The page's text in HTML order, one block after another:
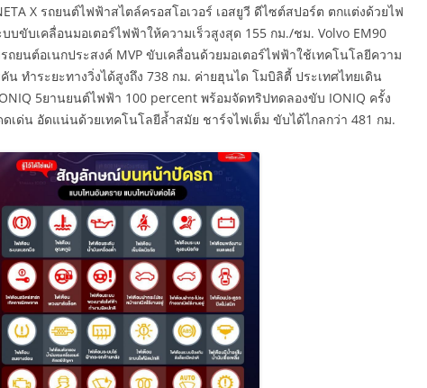
X รถยนต์ไฟฟ้าสไตล์ครอสโอเวอร์ เอสยูวี ดีไซต์สปอร์ต ตกแต่งด้วยไฟ
บขับเคลื่อนมอเตอร์ไฟฟ้าให้ความเร็วสูงสุด 155 กม./ชม. Volvo EM90
ถยนต์อเนกประสงค์ MVP ขับเคลื่อนด้วยมอเตอร์ไฟฟ้าใช้เทคโนโลยีความ
ทำระยะทางวิ่งได้สูงถึง 738 กม. ค่ายฮุนได โมบิลิตี้ ประเทศไทยเดิน
5ยานยนต์ไฟฟ้า 100 percent พร้อมจัดทริปทดลองขับ IONIQ ครั้ง
เด่น อัดแน่นด้วยเทคโนโลยีล้ำสมัย ชาร์จไฟเต็ม ขับได้ไกลกว่า 481 กม.